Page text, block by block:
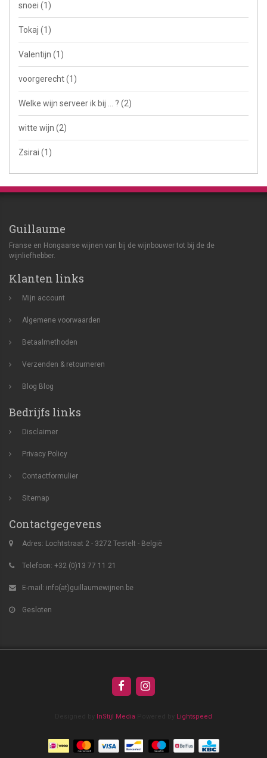
snoei (1)
Tokaj (1)
Valentijn (1)
voorgerecht(1)
Welke wijn serveer ik bij ... ? (2)
witte wijn (2)
Zsirai (1)
Guillaume
Franse en Hongaarse wijnen van bij de wijnbouwer tot bij de de
wijnliefhebber.
Klanten links
Mijn account
Algemene voorwaarden
Betaalmethoden
Verzenden & retourneren
Blog Blog
Bedrijfs links
Disclaimer
Privacy Policy
Contactformulier
Sitemap
Contactgegevens
Adres: Lochtstraat 2 - 3272 Testelt - België
Telefoon: +32 (0)13 77 11 21
E-mail: info(at)guillaumewijnen.be
Gesloten
InStijl Media Lightspeed